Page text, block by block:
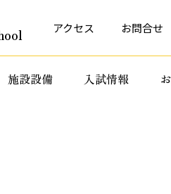
アクセス お問合せ
施設設備 入試情報